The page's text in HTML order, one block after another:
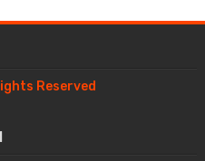
Reserved